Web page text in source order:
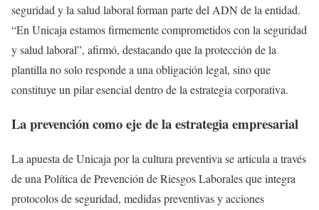
seguridad y la salud laboral forman parte del ADN de la entidad.
“En Unicaja estamos firmemente comprometidos con la seguridad
y salud laboral”, afirmó, destacando que la protección de la
plantilla no solo responde a una obligación legal, sino que
constituye un pilar esencial dentro de la estrategia corporativa.
La prevención como eje de la estrategia empresarial
La apuesta de Unicaja por la cultura preventiva se articula a través
de una Política de Prevención de Riesgos Laborales que integra
protocolos de seguridad, medidas preventivas y acciones